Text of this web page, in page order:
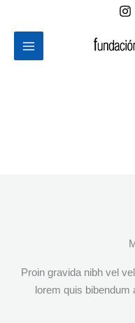
contenido
Proin gravida nibh vel
lorem quis